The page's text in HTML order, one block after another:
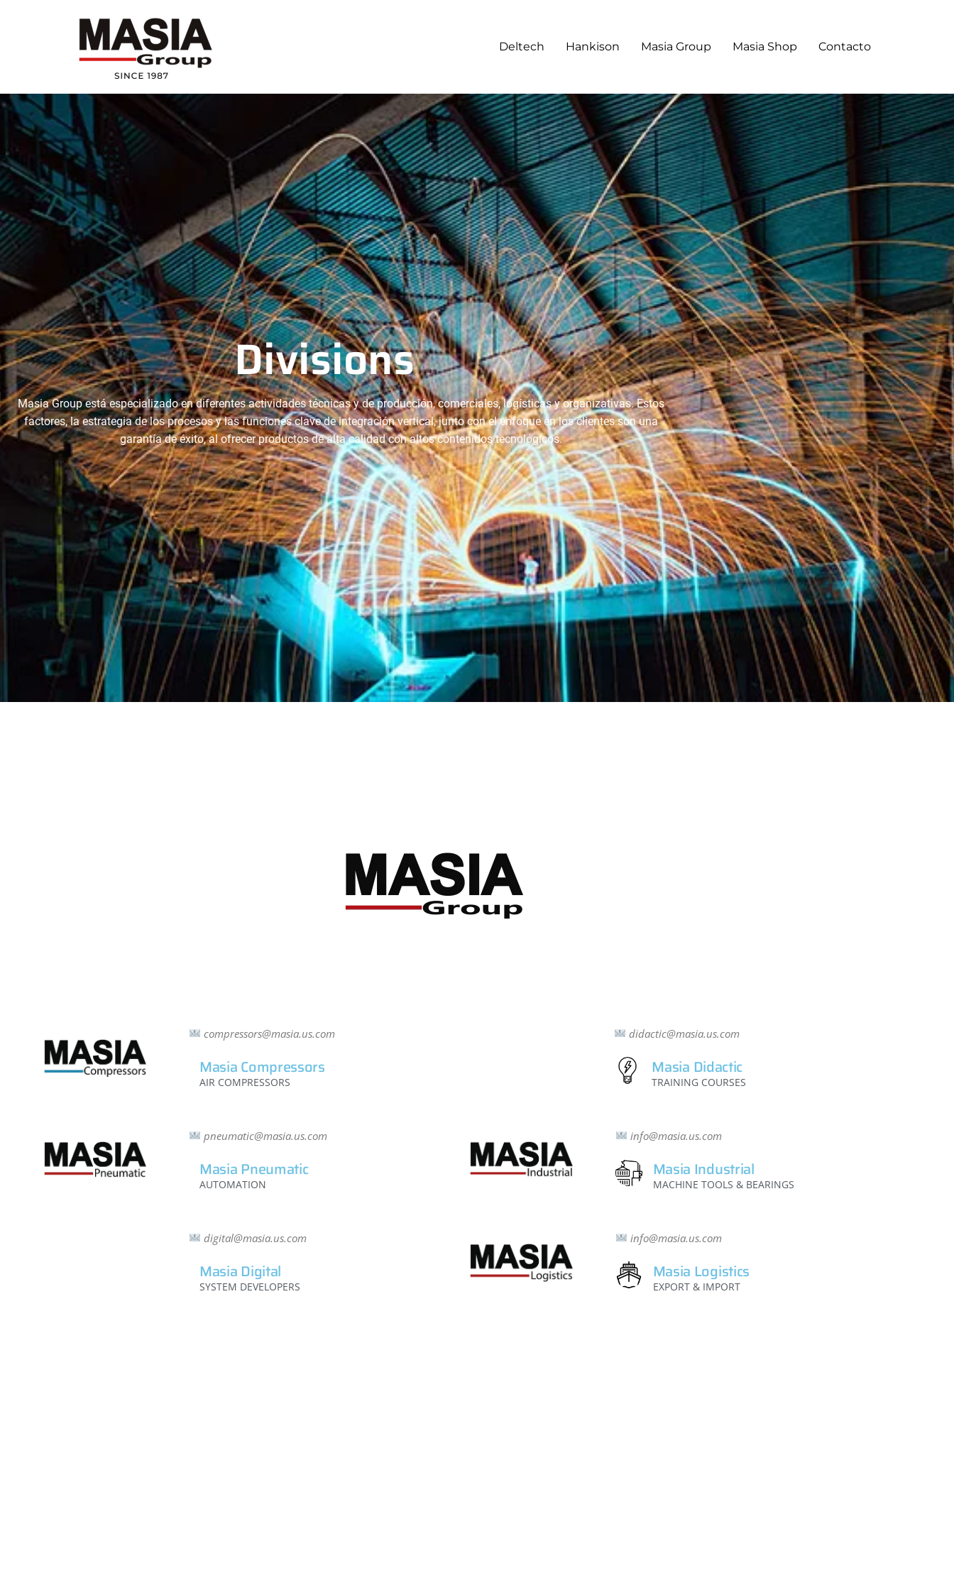
Deltech Hankison Masia Group Masia Shop Contacto
Divisions
Masia Group está especializado en diferentes actividades técnicas y de producción, comerciales, logísticas y organizativas. Estos
factores, la estrategia de los procesos y las funciones clave de integración vertical, junto con el enfoque en los clientes son una
garantía de éxito, al ofrecer productos de alta calidad con altos contenidos tecnológicos.
compressors@masia.us.com
Masia Compressors
AIR COMPRESSORS
didactic@masia.us.com
Masia Didactic
TRAINING COURSES
pneumatic@masia.us.com
Masia Pneumatic
AUTOMATION
info@masia.us.com
Masia Industrial
MACHINE TOOLS & BEARINGS
digital@masia.us.com
Masia Digital
SYSTEM DEVELOPERS
info@masia.us.com
Masia Logistics
EXPORT & IMPORT